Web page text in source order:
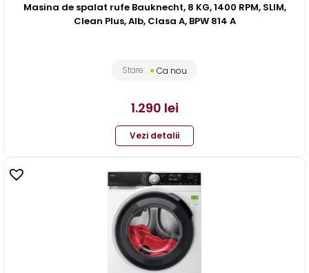
Masina de spalat rufe Bauknecht, 8 KG, 1400 RPM, SLIM,
Clean Plus, Alb, Clasa A, BPW 814 A
Stare: Ca nou
1.290 lei
Vezi detalii